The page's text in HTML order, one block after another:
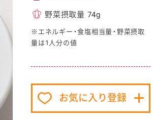
野菜摂取量 74g
※エネルギー・食塩相当量・野菜摂取
量は1人分の値
お気に入り登録